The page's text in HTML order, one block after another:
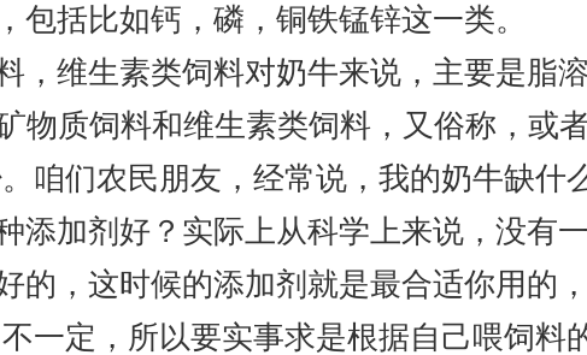
括比如钙，磷，铜铁锰锌这一类。
维生素类饲料对奶牛来说，主要是脂
物质饲料和维生素类饲料，又俗称，或
咱们农民朋友，经常说，我的奶牛缺什
添加剂好？实际上从科学上来说，没有
的，这时候的添加剂就是最合适你用的
一定，所以要实事求是根据自己喂饲料